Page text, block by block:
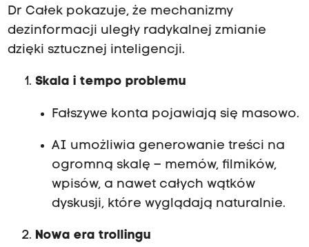
Dr Całek pokazuje, że mechanizmy
dezinformacji uległy radykalnej zmianie
dzięki sztucznej inteligencji.
Skala i tempo problemu
Fałszywe konta pojawiają się masowo.
AI umożliwia generowanie treści na
ogromną skalę – memów, filmików,
wpisów, a nawet całych wątków
dyskusji, które wyglądają naturalnie.
Nowa era trollingu